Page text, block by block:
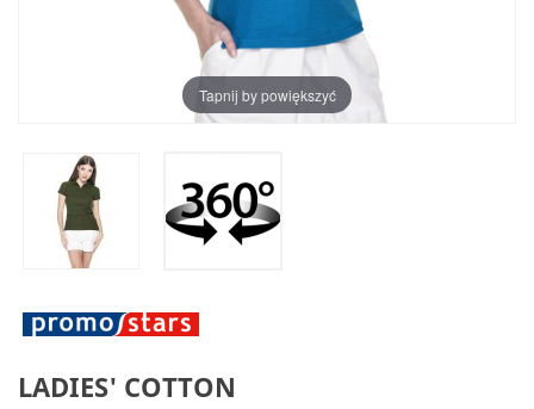
Tapnij by powiększyć
LADIES' COTTON